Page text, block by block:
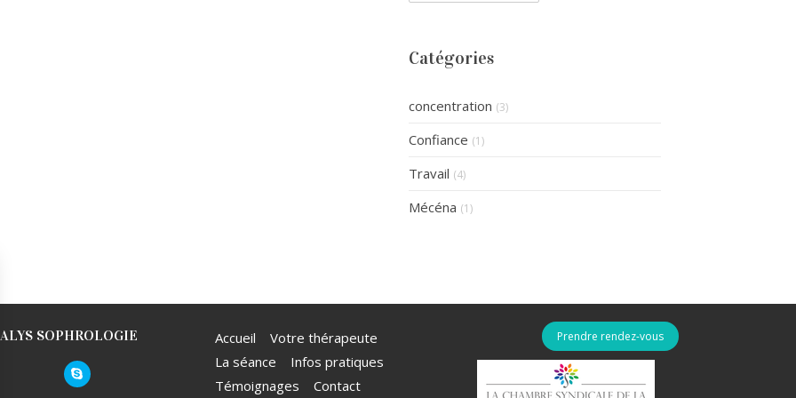
Catégories
concentration (3)
Confiance (1)
Travail (4)
Mécéna (1)
SOPHROLOGIE Accueil
Votre thérapeute
La séance
Infos pratiques
Témoignages
Contact
Prendre rendez-vous